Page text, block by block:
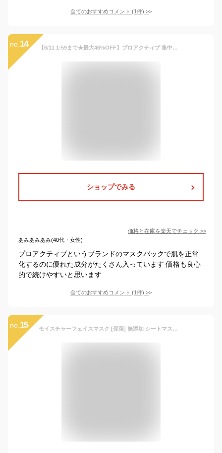
全てのおすすめコメント (1件) >
no. 14 【6/11 1:59まで★最大46%OFF】プロアクティブ 集中ケアマスク1袋(10枚入) 3袋(10枚入×3袋) シートマスク フェイスパック 顔パック マスクパック CICA シカ 保湿 美白 ニキビ ニキビケア 肌荒れ スキンケア 化粧水 美容液 ギフト プレゼント
ショップでみる
価格と在庫を楽天でチェック >>
あみあみあみ(40代・女性)
プロアクティブというブランドのマスクパックで肌を正常
化するのに優れた成分がたくさん入っています 価格も良心
的で続けやすいと思います
全てのおすすめコメント (1件) >
no. 15 モイスチャーフェイスマスク [保湿] 無添加 シートマスク アクネスラボ 3枚入